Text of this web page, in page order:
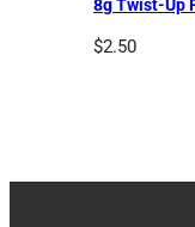
8g Twist-Up
$2.50